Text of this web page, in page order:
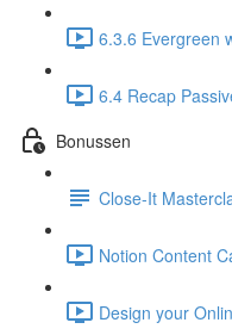
6.3.6 Evergreen
6.4 Recap
Bonussen
Close-It
Notion Content
Design your